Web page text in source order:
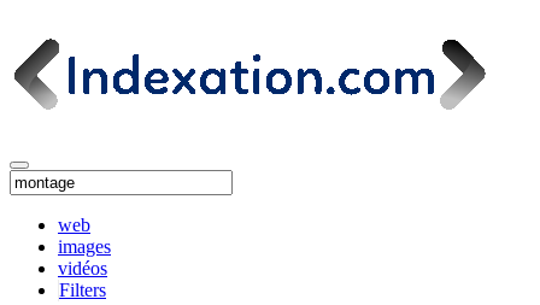
web
images
vidéos
Filters